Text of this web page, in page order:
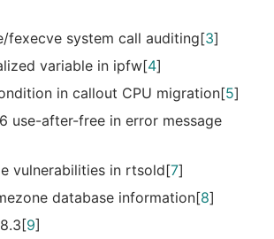
fexecve system call auditing[3]
variable in ipfw[4]
in callout CPU migration[5]
use-after-free in error message
vulnerabilities in rtsold[7]
database information[8]
9]